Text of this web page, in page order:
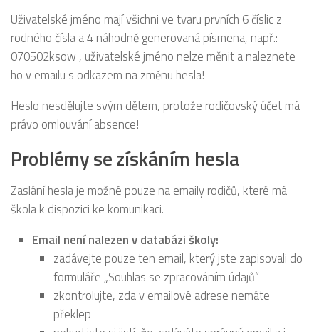
Uživatelské jméno mají všichni ve tvaru prvních 6 číslic z
rodného čísla a 4 náhodně generovaná písmena, např.:
070502ksow , uživatelské jméno nelze měnit a naleznete
ho v emailu s odkazem na změnu hesla!
Heslo nesdělujte svým dětem, protože rodičovský účet má
právo omlouvání absence!
Problémy se získáním hesla
Zaslání hesla je možné pouze na emaily rodičů, které má
škola k dispozici ke komunikaci.
Email není nalezen v databázi školy:
zadávejte pouze ten email, který jste zapisovali do
formuláře „Souhlas se zpracováním údajů“
zkontrolujte, zda v emailové adrese nemáte
překlep